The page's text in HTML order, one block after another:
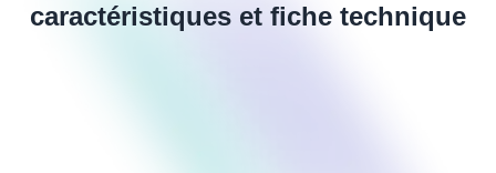
caractéristiques et fiche technique